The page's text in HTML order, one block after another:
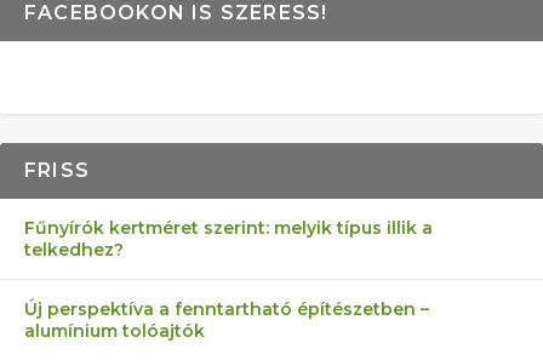
FACEBOOKON IS SZERESS!
FRISS
Fűnyírók kertméret szerint: melyik típus illik a
telkedhez?
Új perspektíva a fenntartható építészetben –
alumínium tolóajtók